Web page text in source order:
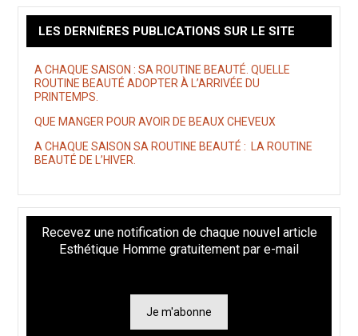
LES DERNIÈRES PUBLICATIONS SUR LE SITE
A CHAQUE SAISON : SA ROUTINE BEAUTÉ. QUELLE
ROUTINE BEAUTÉ ADOPTER À L’ARRIVÉE DU
PRINTEMPS.
QUE MANGER POUR AVOIR DE BEAUX CHEVEUX
A CHAQUE SAISON SA ROUTINE BEAUTÉ : LA ROUTINE
BEAUTÉ DE L’HIVER.
Recevez une notification de chaque nouvel article
Esthétique Homme gratuitement par e-mail
Je m'abonne